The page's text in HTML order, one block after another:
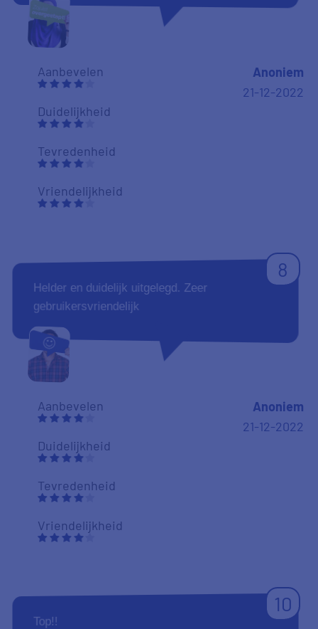
Aanbevelen
Duidelijkheid
Tevredenheid
Vriendelijkheid
Anoniem
21-12-2022
8
Helder en duidelijk uitgelegd. Zeer
gebruikersvriendelijk
Aanbevelen
Duidelijkheid
Tevredenheid
Vriendelijkheid
Anoniem
21-12-2022
10
Top!!